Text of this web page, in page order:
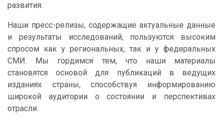
развития.
Наши пресс-релизы, содержащие актуальные данные
и результаты исследований, пользуются высоким
спросом как у региональных, так и у федеральных
СМИ. Мы гордимся тем, что наши материалы
становятся основой для публикаций в ведущих
изданиях страны, способствуя информированию
широкой аудитории о состоянии и перспективах
отрасли.